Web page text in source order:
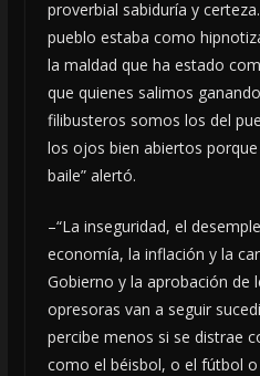
proverbial sabiduría y
pueblo estaba como
la maldad que ha estado
que quienes salimos
filibusteros somos los del
los ojos bien abiertos
baile” alertó.
–“La inseguridad, el
economía, la inflación y la
Gobierno y la aprobación de
opresoras van a seguir
percibe menos si se distrae
como el béisbol, o el fútbol